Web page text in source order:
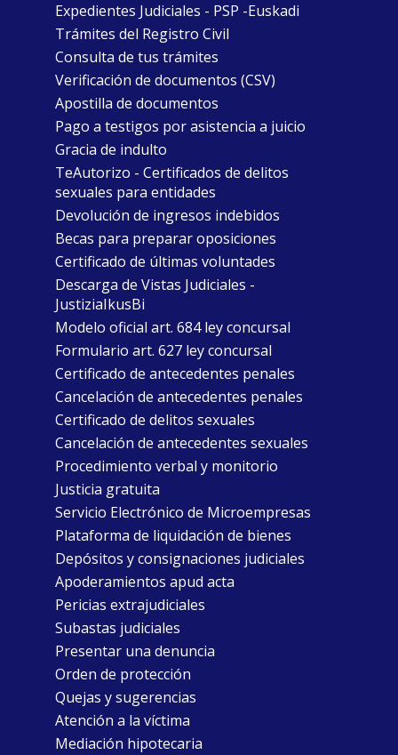
Expedientes Judiciales - PSP -Euskadi
Trámites del Registro Civil
Consulta de tus trámites
Verificación de documentos (CSV)
Apostilla de documentos
Pago a testigos por asistencia a juicio
Gracia de indulto
TeAutorizo - Certificados de delitos
sexuales para entidades
Devolución de ingresos indebidos
Becas para preparar oposiciones
Certificado de últimas voluntades
Descarga de Vistas Judiciales -
JustiziaIkusBi
Modelo oficial art. 684 ley concursal
Formulario art. 627 ley concursal
Certificado de antecedentes penales
Cancelación de antecedentes penales
Certificado de delitos sexuales
Cancelación de antecedentes sexuales
Procedimiento verbal y monitorio
Justicia gratuita
Servicio Electrónico de Microempresas
Plataforma de liquidación de bienes
Depósitos y consignaciones judiciales
Apoderamientos apud acta
Pericias extrajudiciales
Subastas judiciales
Presentar una denuncia
Orden de protección
Quejas y sugerencias
Atención a la víctima
Mediación hipotecaria